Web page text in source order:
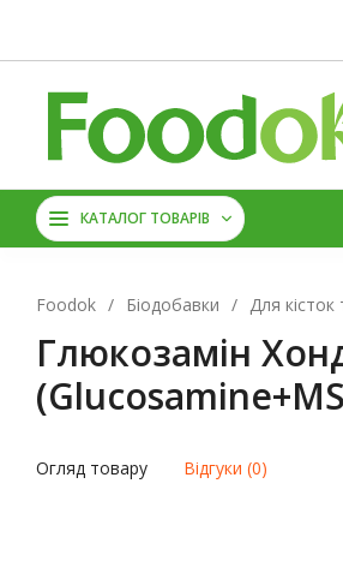
КАТАЛОГ ТОВАРІВ
Foodok / Біодобавки / Для кісток
Глюкозамін
Огляд товару Відгуки (0)